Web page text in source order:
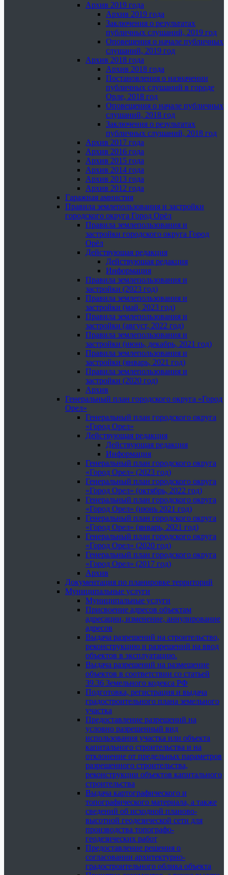
Архив 2019 года
Архив 2019 года
Заключения о результатах
публичных слушаний, 2019 год
Оповещения о начале публичных
слушаний, 2019 год
Архив 2018 года
Архив 2018 года
Постановления о назначении
публичных слушаний в городе
Орле, 2018 год
Оповещения о начале публичных
слушаний, 2018 год
Заключения о результатах
публичных слушаний, 2018 год
Архив 2017 года
Архив 2016 года
Архив 2015 года
Архив 2014 года
Архив 2013 года
Архив 2012 года
Гаражная амнистия
Правила землепользования и застройки
городского округа Город Орёл
Правила землепользования и
застройки городского округа Город
Орёл
Действующая редакция
Действующая редакция
Информация
Правила землепользования и
застройки (2023 год)
Правила землепользования и
застройки (май, 2023 год)
Правила землепользования и
застройки (август, 2022 год)
Правила землепользования и
застройки (июнь, декабрь, 2021 год)
Правила землепользования и
застройки (январь, 2021 год)
Правила землепользования и
застройки (2020 год)
Архив
Генеральный план городского округа «Город
Орел»
Генеральный план городского округа
«Город Орел»
Действующая редакция
Действующая редакция
Информация
Генеральный план городского округа
«Город Орел» (2023 год)
Генеральный план городского округа
«Город Орел» (октябрь, 2022 год)
Генеральный план городского округа
«Город Орел» (июнь 2021 год)
Генеральный план городского округа
«Город Орел» (январь, 2021 год)
Генеральный план городского округа
«Город Орел» (2020 год)
Генеральный план городского округа
«Город Орел» (2017 год)
Архив
Документация по планировке территорий
Муниципальные услуги
Муниципальные услуги
Присвоение адресов объектам
адресации, изменение, аннулирование
адресов
Выдача разрешений на строительство,
реконструкцию и разрешений на ввод
объектов в эксплуатацию.
Выдача разрешений на размещение
объектов в соответствии со статьей
39.36 Земельного кодекса РФ
Подготовка, регистрация и выдача
градостроительного плана земельного
участка
Предоставление разрешений на
условно разрешенный вид
использования участка или объекта
капитального строительства и на
отклонение от предельных параметров
разрешенного строительства,
реконструкции объектов капитального
строительства
Выдача картографического и
топографического материала, а также
сведений об исходной планово-
высотной геодезической сети для
производства топографо-
геодезических работ
Предоставление решения о
согласовании архитектурно-
градостроительного облика объекта